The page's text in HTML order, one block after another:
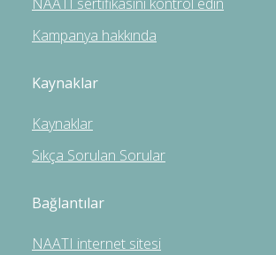
Kampanya hakkında
Kaynaklar
Kaynaklar
Sıkça Sorulan Sorular
Bağlantılar
NAATI internet sitesi